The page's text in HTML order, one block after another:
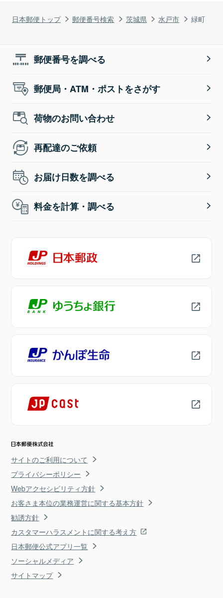
日本郵便トップ 郵便番号検索 茨城県 水戸市 緑町
郵便番号を調べる
郵便局・ATM・ポストをさがす
荷物のお問い合わせ
再配達のご依頼
お届け日数を調べる
料金を計算・調べる
サイトのご利用について
プライバシーポリシー
Webアクセシビリティ方針
お客さま本位の業務運営に関する基本方針
勧誘方針
カスタマーハラスメントに関する考え方
日本郵便公式アプリ一覧
ソーシャルメディア
サイトマップ